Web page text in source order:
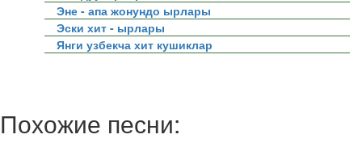
Эне - апа жонундо ырлары
Эски хит - ырлары
Янги узбекча хит кушиклар
Похожие песни: